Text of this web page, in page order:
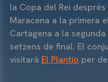
la Copa del Rei després
Maracena a la primera
Cartagena a la
setzens de final. El
visitarà El Plantío per